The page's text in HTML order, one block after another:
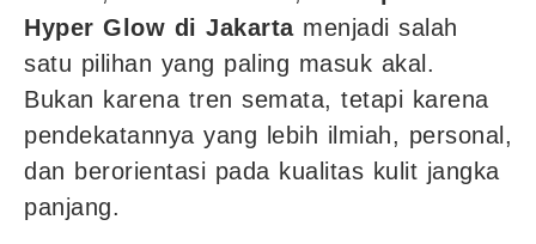
Hyper Glow di Jakartamenjadi salah
satu pilihan yang paling masuk akal.
Bukan karena tren semata, tetapi karena
pendekatannya yang lebih ilmiah, personal,
dan berorientasi pada kualitas kulit jangka
panjang.